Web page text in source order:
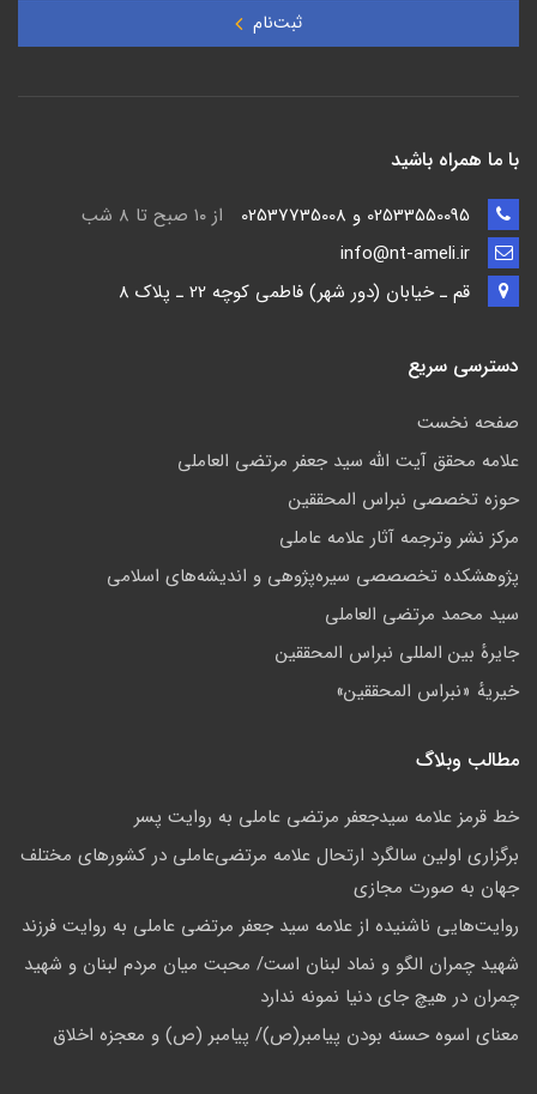
ثبت‌نام
با ما همراه باشید
از ۱۰ صبح تا ۸ شب
قم ـ خيابان (دور شهر) فاطمي كوچه 22 ـ پلاک 8
دسترسی سریع
صفحه نخست
علامه محقق آیت الله سید جعفر مرتضی العاملی
حوزه تخصصی نبراس المحققین
مركز نشر وترجمه آثار علامه عاملی
پژوهشكده تخصصصى سیره‌پژوهی و اندیشه‌های اسلامی
سید محمد مرتضی العاملی
جايرهٔ بین المللی نبراس المحققین
خيريهٔ «نبراس المحققين»
مطالب وبلاگ
خط قرمز علامه سیدجعفر مرتضی عاملی به روایت پسر
برگزاری اولین سالگرد ارتحال علامه مرتضی‌عاملی در کشورهای مختلف
جهان به صورت مجازی
روایت‌هایی ناشنیده از علامه سید جعفر مرتضی عاملی به روایت فرزند
شهید چمران الگو و نماد لبنان است/ محبت میان مردم لبنان و شهید
چمران در هیچ جای دنیا نمونه ندارد
معنای اسوه حسنه بودن پیامبر(ص)/ پیامبر (ص) و معجزه اخلاق